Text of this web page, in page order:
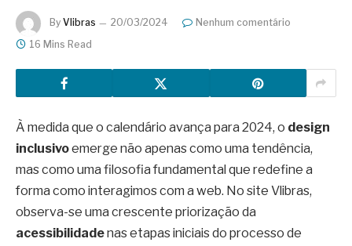
By Vlibras 20/03/2024
Nenhum comentário
16 Mins Read
À medida que o calendário avança para 2024, o design
inclusivoemerge não apenas como uma tendência,
mas como uma filosofia fundamental que redefine a
forma como interagimos com a web. No site Vlibras,
observa-se uma crescente priorização da
acessibilidadenas etapas iniciais do processo de